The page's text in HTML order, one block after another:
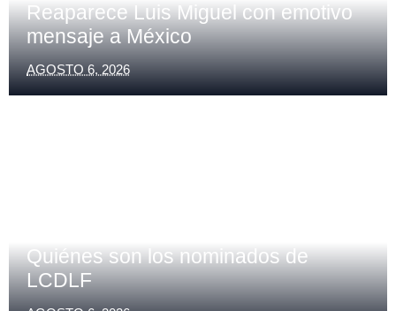
Reaparece Luis Miguel con emotivo
mensaje a México
AGOSTO 6, 2026
Quiénes son los nominados de
LCDLF